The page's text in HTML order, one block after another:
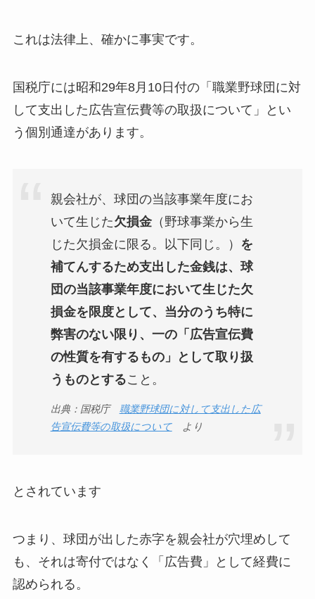
これは法律上、確かに事実です。
国税庁には昭和29年8月10日付の「職業野球団に対
して支出した広告宣伝費等の取扱について」とい
う個別通達があります。
親会社が、球団の当該事業年度にお
いて生じた欠損金（野球事業から生
じた欠損金に限る。以下同じ。）
を
補てんするため支出した金銭は、球
団の当該事業年度において生じた欠
損金を限度として、当分のうち特に
弊害のない限り、一の「広告宣伝費
の性質を有するもの」として取り扱
うものとすること。
出典：国税庁 職業野球団に対して支出した広
告宣伝費等の取扱についてより
とされています
つまり、球団が出した赤字を親会社が穴埋めして
も、それは寄付ではなく「広告費」として経費に
認められる。